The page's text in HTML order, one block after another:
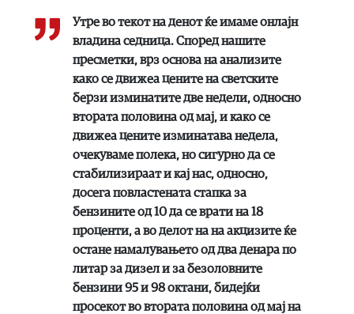
Утре во текот на денот ќе имаме онлајн
владина седница. Според нашите
пресметки, врз основа на анализите
како се движеа цените на светските
берзи изминатите две недели, односно
втората половина од мај, и како се
движеа цените изминатава недела,
очекуваме полека, но сигурно да се
стабилизираат и кај нас, односно,
досега повластената стапка за
бензините од 10 да се врати на 18
проценти, а во делот на на акцизите ќе
остане намалувањето од два денара по
литар за дизел и за безоловните
бензини 95 и 98 октани, бидејќи
просекот во втората половина од мај на